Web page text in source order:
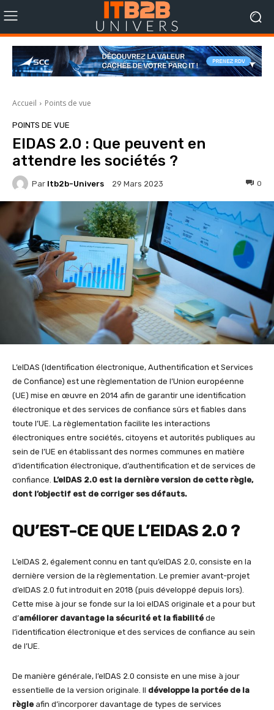
Accueil Points de vue
POINTS DE VUE
EIDAS 2.0 : Que peuvent en
attendre les sociétés ?
Par Itb2b-Univers 29 Mars 2023 0
L’eIDAS (Identification électronique, Authentification et Services
de Confiance) est une règlementation de l’Union européenne
(UE) mise en œuvre en 2014 afin de garantir une identification
électronique et des services de confiance sûrs et fiables dans
toute l’UE. La règlementation facilite les interactions
électroniques entre sociétés, citoyens et autorités publiques au
sein de l’UE en établissant des normes communes en matière
d’identification électronique, d’authentification et de services de
confiance. L’eIDAS 2.0 est la dernière version de cette règle,
dont l’objectif est de corriger ses défauts.
QU’EST-CE QUE L’EIDAS 2.0 ?
L’eIDAS 2, également connu en tant qu’eIDAS 2.0, consiste en la
dernière version de la règlementation. Le premier avant-projet
d’eIDAS 2.0 fut introduit en 2018 (puis développé depuis lors).
Cette mise à jour se fonde sur la loi eIDAS originale et a pour but
d’améliorer davantage la sécurité et la fiabilité de
l’identification électronique et des services de confiance au sein
de l’UE.
De manière générale, l’eIDAS 2.0 consiste en une mise à jour
essentielle de la version originale. Il développe la portée de la
règle afin d’incorporer davantage de types de services